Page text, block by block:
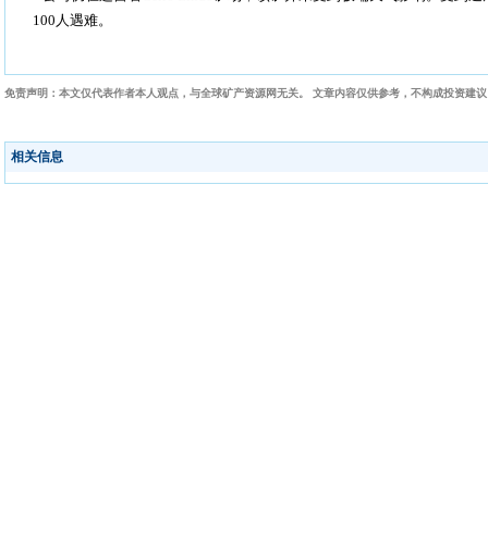
100人遇难。
免责声明：本文仅代表作者本人观点，与全球矿产资源网无关。 文章内容仅供参考，不构成投资建
相关信息